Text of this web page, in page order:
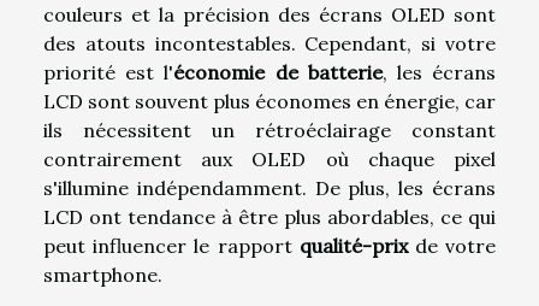
couleurs et la précision des écrans OLED sont
des atouts incontestables. Cependant, si votre
priorité est l'économie de batterie, les écrans
LCD sont souvent plus économes en énergie, car
ils nécessitent un rétroéclairage constant
contrairement aux OLED où chaque pixel
s'illumine indépendamment. De plus, les écrans
LCD ont tendance à être plus abordables, ce qui
peut influencer le rapport qualité-prixde votre
smartphone.